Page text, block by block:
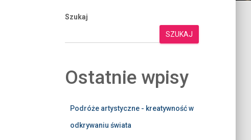
Szukaj
SZUKAJ
Ostatnie wpisy
Podróże artystyczne - kreatywność w
odkrywaniu świata